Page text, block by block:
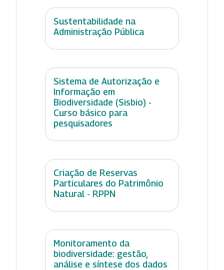
Sustentabilidade na
Administração Pública
Sistema de Autorização e
Informação em
Biodiversidade (Sisbio) -
Curso básico para
pesquisadores
Criação de Reservas
Particulares do Patrimônio
Natural - RPPN
Monitoramento da
biodiversidade: gestão,
análise e síntese dos dados